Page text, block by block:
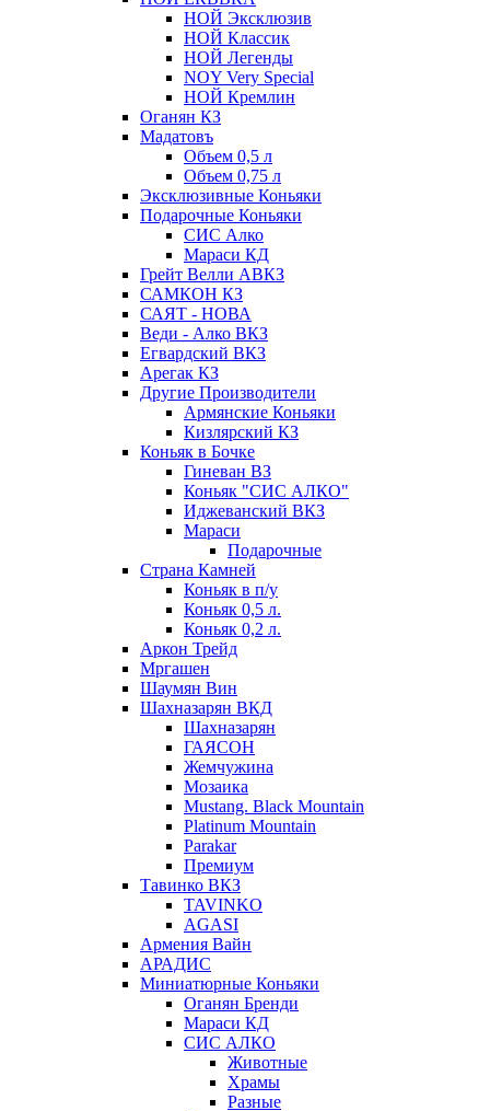
НОЙ Эксклюзив
НОЙ Классик
НОЙ Легенды
NOY Very Speсial
НОЙ Кремлин
Оганян КЗ
Мадатовъ
Объем 0,5 л
Объем 0,75 л
Эксклюзивные Коньяки
Подарочные Коньяки
СИС Алко
Мараси КД
Грейт Велли АВКЗ
САМКОН КЗ
САЯТ - НОВА
Веди - Алко ВКЗ
Егвардский ВКЗ
Арегак КЗ
Другие Производители
Армянские Коньяки
Кизлярский КЗ
Коньяк в Бочке
Гиневан ВЗ
Коньяк "СИС АЛКО"
Иджеванский ВКЗ
Мараси
Подарочные
Страна Камней
Коньяк в п/у
Коньяк 0,5 л.
Коньяк 0,2 л.
Аркон Трейд
Мргашен
Шаумян Вин
Шахназарян ВКД
Шахназарян
ГАЯСОН
Жемчужина
Мозаика
Mustang. Black Mountain
Platinum Mountain
Parakar
Премиум
Тавинко ВКЗ
TAVINKO
AGASI
Армения Вайн
АРАДИС
Миниатюрные Коньяки
Оганян Бренди
Мараси КД
СИС АЛКО
Животные
Храмы
Разные